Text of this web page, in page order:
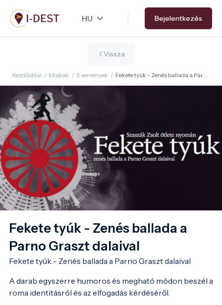
Ugrás
a
tartalomra
Bejelentkezés
Vissza
Kezdőoldal / Miskolc / Események / Fekete tyúk - Zenés ballada a Parno
Graszt dalaival
Fekete tyúk - Zenés ballada a
Parno Graszt dalaival
Fekete tyúk - Zenés ballada a Parno Graszt dalaival
A darab egyszerre humoros és megható módon beszél a
roma identitásról és az elfogadás kérdéséről.